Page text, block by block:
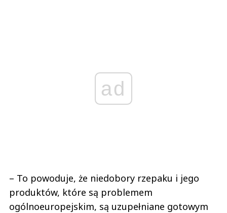
ad
– To powoduje, że niedobory rzepaku i jego
produktów, które są problemem
ogólnoeuropejskim, są uzupełniane gotowym